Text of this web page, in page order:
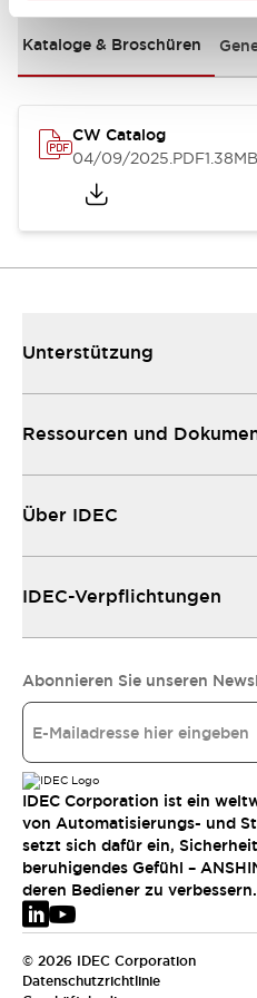
Kataloge & Broschüren
CW Catalog
04/09/2025.PDF1.38MB
Unterstützung
Ressourcen und
Über IDEC
IDEC-Verpflichtungen
Abonnieren Sie unseren
IDEC Corporation ist ein
von Automatisierungs- und
setzt sich dafür ein,
beruhigendes Gefühl –
deren Bediener zu verbessern.
© 2026 IDEC Corporation
Datenschutzrichtlinie